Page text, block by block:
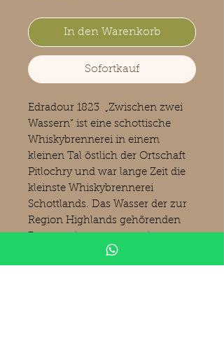
In den Warenkorb
Sofortkauf
Edradour 1823 „Zwischen zwei
Wassern“ ist eine schottische
Whiskybrennerei in einem
kleinen Tal östlich der Ortschaft
Pitlochry und war lange Zeit die
kleinste Whiskybrennerei
Schottlands. Das Wasser der zur
Region Highlands gehörenden
Quelle am Mhoulin Moor. Die